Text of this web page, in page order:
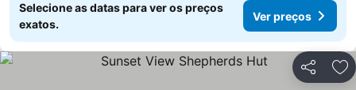
Selecione as datas para ver os preços
exatos.
Ver preços
Partilhar